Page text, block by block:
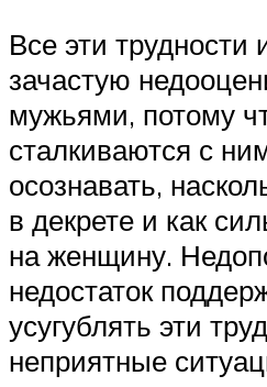
Все эти трудности
зачастую
мужьями, потому
сталкиваются с
осознавать,
в декрете и как
на женщину.
недостаток
усугублять эти
неприятные